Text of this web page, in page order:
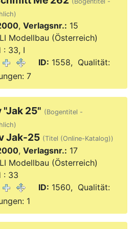
, Verlagsnr.: 15
Modellbau (Österreich)
: 33, I
ID: 1558, Qualität:
7
25" (Bogentitel -
Jak-25 (Titel (Online-Katalog))
, Verlagsnr.: 17
Modellbau (Österreich)
: 33
ID: 1560, Qualität:
1